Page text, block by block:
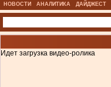
НОВОСТИ АНАЛИТИКА ДАЙДЖЕСТ
Идет загрузка видео-ролика